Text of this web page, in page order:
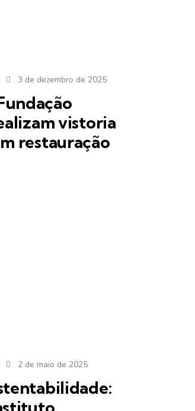
3 de dezembro de 2025
vistoria
restauração
2 de maio de 2025